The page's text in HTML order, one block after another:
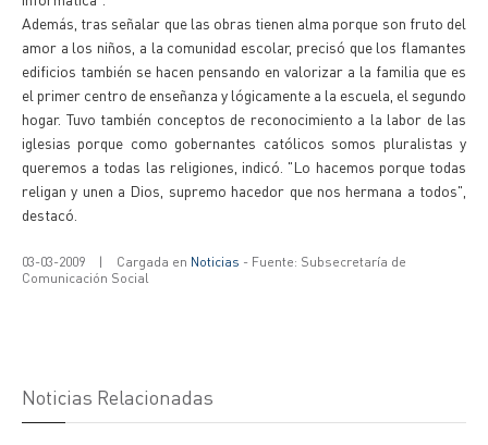
Además, tras señalar que las obras tienen alma porque son fruto del
amor a los niños, a la comunidad escolar, precisó que los flamantes
edificios también se hacen pensando en valorizar a la familia que es
el primer centro de enseñanza y lógicamente a la escuela, el segundo
hogar. Tuvo también conceptos de reconocimiento a la labor de las
iglesias porque como gobernantes católicos somos pluralistas y
queremos a todas las religiones, indicó. "Lo hacemos porque todas
religan y unen a Dios, supremo hacedor que nos hermana a todos",
destacó.
03-03-2009 | Cargada en Noticias - Fuente: Subsecretaría de
Comunicación Social
Noticias Relacionadas